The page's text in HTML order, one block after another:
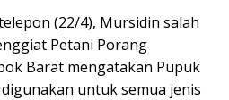
(22/4), Mursidin salah
Petani Porang
Barat mengatakan Pupuk
untuk semua jenis